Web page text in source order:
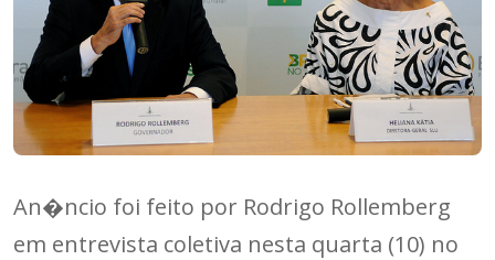
An�ncio foi feito por Rodrigo Rollemberg
em entrevista coletiva nesta quarta (10) no